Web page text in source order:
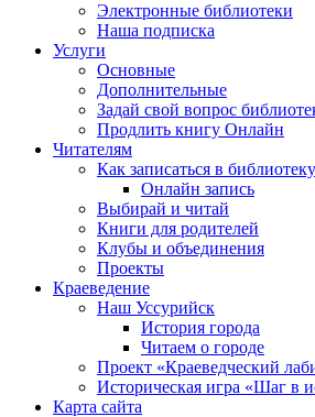
Электронные библиотеки
Наша подписка
Услуги
Основные
Дополнительные
Задай свой вопрос
Продлить книгу Онлайн
Читателям
Как записаться в библиотеку
Онлайн запись
Выбирай и читай
Книги для родителей
Клубы и объединения
Проекты
Краеведение
Наш Уссурийск
История города
Читаем о городе
Проект «Краеведческий
Историческая игра «Шаг в
Карта сайта